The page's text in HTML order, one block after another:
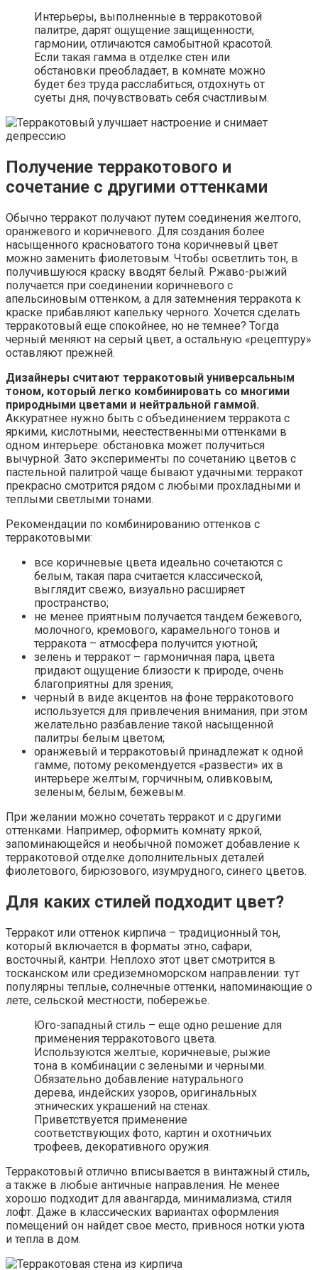
Интерьеры, выполненные в терракотовой
палитре, дарят ощущение защищенности,
гармонии, отличаются самобытной красотой.
Если такая гамма в отделке стен или
обстановки преобладает, в комнате можно
будет без труда расслабиться, отдохнуть от
суеты дня, почувствовать себя счастливым.
Получение терракотового и
сочетание с другими оттенками
Обычно терракот получают путем соединения желтого,
оранжевого и коричневого. Для создания более
насыщенного красноватого тона коричневый цвет
можно заменить фиолетовым. Чтобы осветлить тон, в
получившуюся краску вводят белый. Ржаво-рыжий
получается при соединении коричневого с
апельсиновым оттенком, а для затемнения терракота к
краске прибавляют капельку черного. Хочется сделать
терракотовый еще спокойнее, но не темнее? Тогда
черный меняют на серый цвет, а остальную «рецептуру»
оставляют прежней.
Дизайнеры считают терракотовый универсальным
тоном, который легко комбинировать со многими
природными цветами и нейтральной гаммой.
Аккуратнее нужно быть с объединением терракота с
яркими, кислотными, неестественными оттенками в
одном интерьере: обстановка может получиться
вычурной. Зато эксперименты по сочетанию цветов с
пастельной палитрой чаще бывают удачными: терракот
прекрасно смотрится рядом с любыми прохладными и
теплыми светлыми тонами.
Рекомендации по комбинированию оттенков с
терракотовыми:
все коричневые цвета идеально сочетаются с
белым, такая пара считается классической,
выглядит свежо, визуально расширяет
пространство;
не менее приятным получается тандем бежевого,
молочного, кремового, карамельного тонов и
терракота – атмосфера получится уютной;
зелень и терракот – гармоничная пара, цвета
придают ощущение близости к природе, очень
благоприятны для зрения;
черный в виде акцентов на фоне терракотового
используется для привлечения внимания, при этом
желательно разбавление такой насыщенной
палитры белым цветом;
оранжевый и терракотовый принадлежат к одной
гамме, потому рекомендуется «развести» их в
интерьере желтым, горчичным, оливковым,
зеленым, белым, бежевым.
При желании можно сочетать терракот и с другими
оттенками. Например, оформить комнату яркой,
запоминающейся и необычной поможет добавление к
терракотовой отделке дополнительных деталей
фиолетового, бирюзового, изумрудного, синего цветов.
Для каких стилей подходит цвет?
Терракот или оттенок кирпича – традиционный тон,
который включается в форматы этно, сафари,
восточный, кантри. Неплохо этот цвет смотрится в
тосканском или средиземноморском направлении: тут
популярны теплые, солнечные оттенки, напоминающие о
лете, сельской местности, побережье.
Юго-западный стиль – еще одно решение для
применения терракотового цвета.
Используются желтые, коричневые, рыжие
тона в комбинации с зелеными и черными.
Обязательно добавление натурального
дерева, индейских узоров, оригинальных
этнических украшений на стенах.
Приветствуется применение
соответствующих фото, картин и охотничьих
трофеев, декоративного оружия.
Терракотовый отлично вписывается в винтажный стиль,
а также в любые античные направления. Не менее
хорошо подходит для авангарда, минимализма, стиля
лофт. Даже в классических вариантах оформления
помещений он найдет свое место, привнося нотки уюта
и тепла в дом.